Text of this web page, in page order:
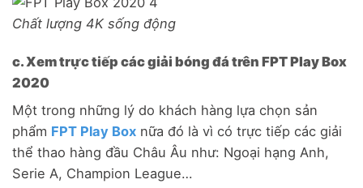
Chất lượng 4K sống động
c. Xem trực tiếp các giải bóng đá trên FPT Play Box
2020
Một trong những lý do khách hàng lựa chọn sản
phẩm FPT Play Box nữa đó là vì có trực tiếp các giải
thể thao hàng đầu Châu Âu như: Ngoại hạng Anh,
Serie A, Champion League…